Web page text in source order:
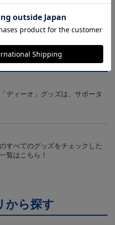
袖（FP2n
円
ニフォーム長袖（FP1st）
19,800円～24,860円
ディーオ」グッズは、サポータ
すべてのグッズをチェックした
覧はこちら！
から探す